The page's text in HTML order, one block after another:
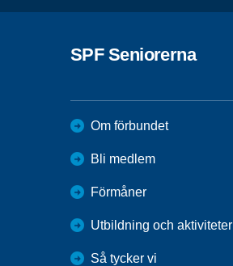
SPF Seniorerna
Om förbundet
Bli medlem
Förmåner
Utbildning och aktiviteter
Så tycker vi